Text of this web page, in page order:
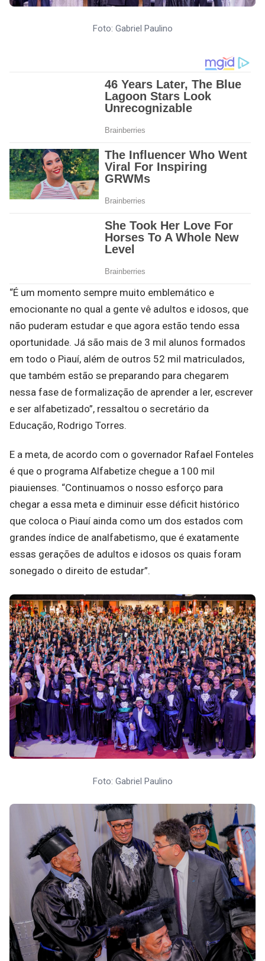
Foto: Gabriel Paulino
“É um momento sempre muito emblemático e
emocionante no qual a gente vê adultos e idosos, que
não puderam estudar e que agora estão tendo essa
oportunidade. Já são mais de 3 mil alunos formados
em todo o Piauí, além de outros 52 mil matriculados,
que também estão se preparando para chegarem
nessa fase de formalização de aprender a ler, escrever
e ser alfabetizado”, ressaltou o secretário da
Educação, Rodrigo Torres.
E a meta, de acordo com o governador Rafael Fonteles
é que o programa Alfabetize chegue a 100 mil
piauienses. “Continuamos o nosso esforço para
chegar a essa meta e diminuir esse déficit histórico
que coloca o Piauí ainda como um dos estados com
grandes índice de analfabetismo, que é exatamente
essas gerações de adultos e idosos os quais foram
sonegado o direito de estudar”.
Foto: Gabriel Paulino